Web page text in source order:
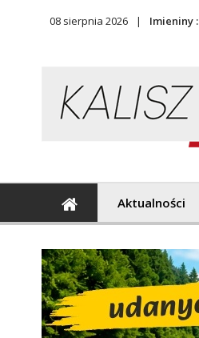
08 sierpnia 2026 Imieniny :
Aktualności